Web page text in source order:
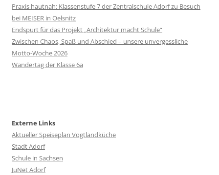
Praxis hautnah: Klassenstufe 7 der Zentralschule Adorf zu Besuch
bei MEISER in Oelsnitz
Endspurt für das Projekt „Architektur macht Schule“
Zwischen Chaos, Spaß und Abschied – unsere unvergessliche
Motto-Woche 2026
Wandertag der Klasse 6a
Externe Links
Aktueller Speiseplan Vogtlandküche
Stadt Adorf
Schule in Sachsen
JuNet Adorf